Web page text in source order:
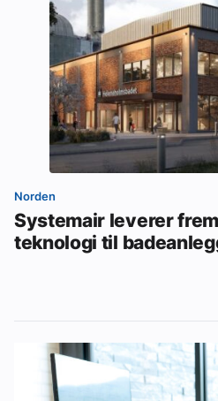
Norden
Systemair leverer
teknologi til